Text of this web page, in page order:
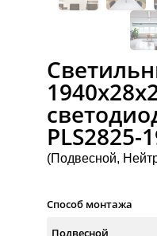
PLS2825-
(Подвесной,
Способ монтажа